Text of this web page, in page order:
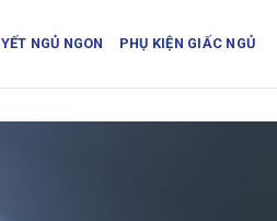
NGỦ NGON PHỤ KIỆN GIẤC NGỦ